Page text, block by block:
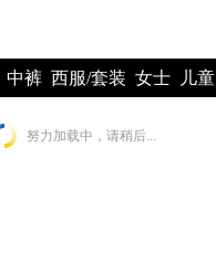
中裤 西服/套装 女士 儿童
努力加载中，请稍后...